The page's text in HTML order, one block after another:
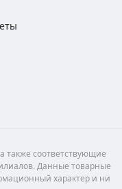
также соответствующие
Данные товарные
характер и ни